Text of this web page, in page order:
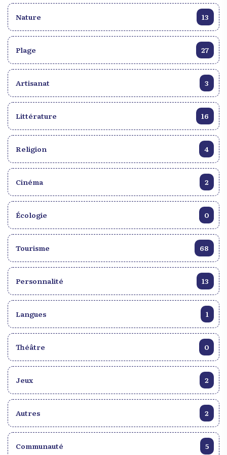
Festival Luminato de l’Ontario; l’International Jazz
de Montréal ; le New Orléans Jazz Fest; le Ten
Days On The Island. Le curé de la paroisse St
Clément, Rev. Patrick Charles, profite de l’occasion
communauté de venir célébrer ce grand jour
marquant ses soixante-dix ans et de divertir afin de
haïtienne.
Nature 13
Plage 27
Artisanat 3
Littérature 16
Religion 4
Cinéma 2
Écologie 0
Tourisme 68
Personnalité 13
Langues 1
Théâtre 0
Jeux 2
Autres 2
Communauté 5